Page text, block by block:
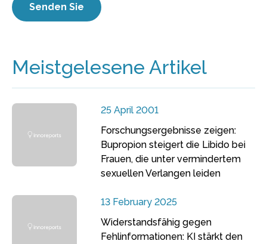
Meistgelesene Artikel
25 April 2001
Forschungsergebnisse zeigen:
Bupropion steigert die Libido bei
Frauen, die unter vermindertem
sexuellen Verlangen leiden
13 February 2025
Widerstandsfähig gegen
Fehlinformationen: KI stärkt den